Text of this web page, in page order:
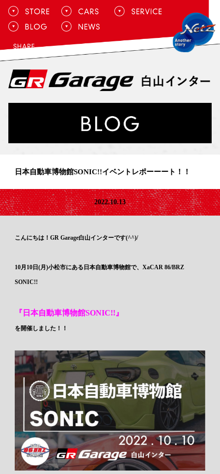
日本自動車博物館SONIC!!イベントレポーーート！！
2022.10.13
こんにちは！GR Garage白山インターです(^^)/
10月10日(月)小松市にある日本自動車博物館で、XaCAR 86/BRZ
SONIC!!
『日本自動車博物館SONIC!!』
を開催しました！！